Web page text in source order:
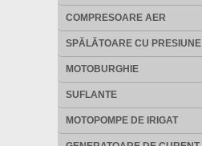
COMPRESOARE AER
SPĂLĂTOARE CU PRESIUNE
MOTOBURGHIE
SUFLANTE
MOTOPOMPE DE IRIGAT